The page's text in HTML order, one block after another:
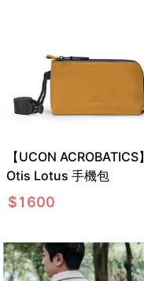
【UCON ACROBATICS】
Otis Lotus 手機包
$1600